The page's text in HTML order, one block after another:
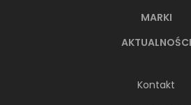
MARKI
AKTUALNOŚCI
Kontakt